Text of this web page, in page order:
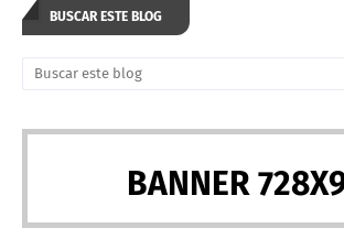
BUSCAR ESTE BLOG
BANNER